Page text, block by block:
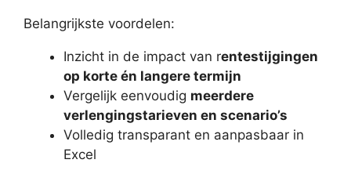
Belangrijkste voordelen:
Inzicht in de impact van rentestijgingen
op korte én langere termijn
Vergelijk eenvoudig meerdere
verlengingstarieven en scenario’s
Volledig transparant en aanpasbaar in
Excel